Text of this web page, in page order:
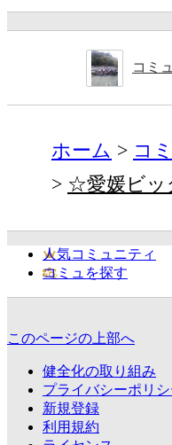
コミ
ホーム コ
☆愛媛ビッ
人気コミュニティ
コミュを探す
このページの上部へ
健全化の取り組み
プライバシーポリシ
新規登録
利用規約